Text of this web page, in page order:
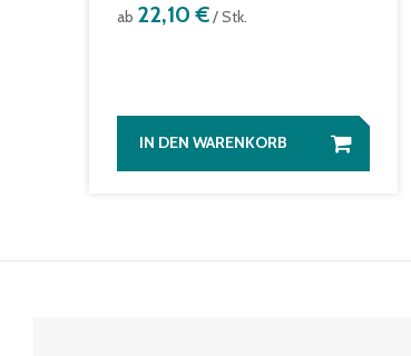
ab 22,10 €/ Stk.
IN DEN WARENKORB